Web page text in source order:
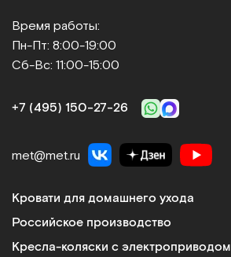
Время работы:
Пн-Пт: 8:00-19:00
Сб-Вс: 11:00-15:00
+7 (495) 150‑27‑26
met@met.ru
Кровати для домашнего ухода
Российское производство
Кресла-коляски с электроприводом